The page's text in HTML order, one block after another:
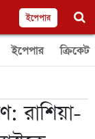
ইপেপার
ইপেপার ক্রিকেট
রাশিয়া-